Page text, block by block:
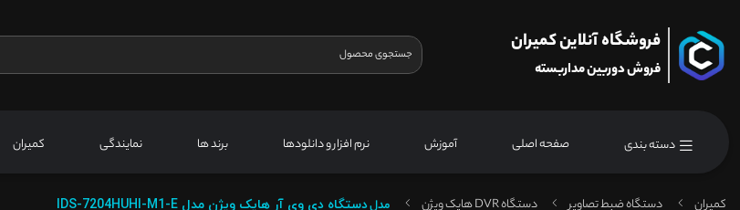
فروشگاه آنلاین کمیران
فروش دوربین مداربسته
دسته بندی صفحه اصلی آموزش نرم افزار و دانلودها برند ها نمایندگی کمیران
کمیران دستگاه ضبط تصاویر دستگاه DVR هایک ویژن مدلدستگاه دی وی آر هایک ویژن مدل IDS-7204HUHI-M1-E